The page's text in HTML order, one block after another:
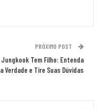
PRÓXIMO POST
Jungkook Tem Filho: Entenda
a Verdade e Tire Suas Dúvidas